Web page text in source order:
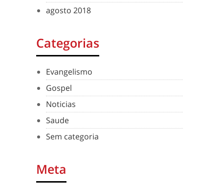
agosto 2018
Categorias
Evangelismo
Gospel
Noticias
Saude
Sem categoria
Meta